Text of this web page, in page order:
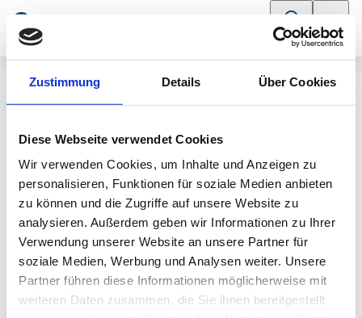
Zustimmung Details Über Cookies
Diese Webseite verwendet Cookies
Wir verwenden Cookies, um Inhalte und Anzeigen zu
personalisieren, Funktionen für soziale Medien anbieten
zu können und die Zugriffe auf unsere Website zu
analysieren. Außerdem geben wir Informationen zu Ihrer
Verwendung unserer Website an unsere Partner für
soziale Medien, Werbung und Analysen weiter. Unsere
Partner führen diese Informationen möglicherweise mit
weiteren Daten zusammen, die Sie ihnen bereitgestellt
SUCHE MENÜ
/Team ABC Nürnberg, Thon
Ihre Ansprechpartner im ABC
Thon